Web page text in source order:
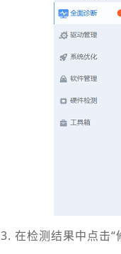
3. 在检测结果中点击“